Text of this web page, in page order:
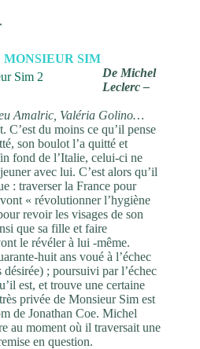
SIM
De Michel
Leclerc –
Amalric, Valéria Golino…
C’est du moins ce qu’il pense
son boulot l’a quitté et
fond de l’Italie, celui-ci ne
avec lui. C’est alors qu’il
: traverser la France pour
« révolutionner l’hygiène
revoir les visages de son
que sa fille et faire
le révéler à lui -même.
huit ans voué à l’échec
désirée) ; poursuivi par l’échec
est, et trouve une certaine
privée de Monsieur Sim est
de Jonathan Coe. Michel
au moment où il traversait une
en question.